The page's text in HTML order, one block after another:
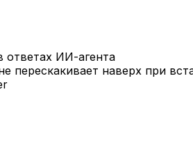
ответах ИИ-агента
перескакивает наверх при